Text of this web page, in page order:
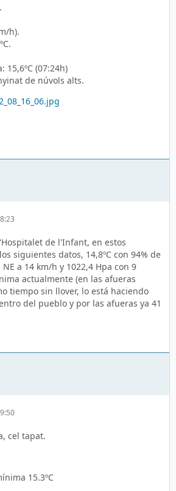
h).
(07:24h)
de núvols alts.
de l'Infant, en estos
siguientes datos, 14,8ºC con 94% de
a 14 km/h y 1022,4 Hpa con 9
actualmente (en las afueras
tiempo sin llover, lo está haciendo
del pueblo y por las afueras ya 41
cel tapat.
15.3ºC